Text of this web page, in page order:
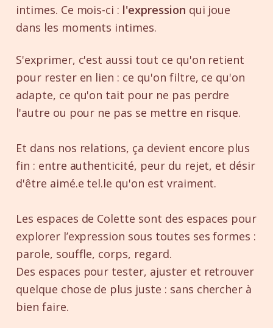
intimes. Ce mois-ci : l'expression qui joue
dans les moments intimes.
S'exprimer, c'est aussi tout ce qu'on retient
pour rester en lien : ce qu'on filtre, ce qu'on
adapte, ce qu'on tait pour ne pas perdre
l'autre ou pour ne pas se mettre en risque.
Et dans nos relations, ça devient encore plus
fin : entre authenticité, peur du rejet, et désir
d'être aimé.e tel.le qu'on est vraiment.
Les espaces de Colette sont des espaces pour
explorer l’expression sous toutes ses formes :
parole, souffle, corps, regard.
Des espaces pour tester, ajuster et retrouver
quelque chose de plus juste : sans chercher à
bien faire.